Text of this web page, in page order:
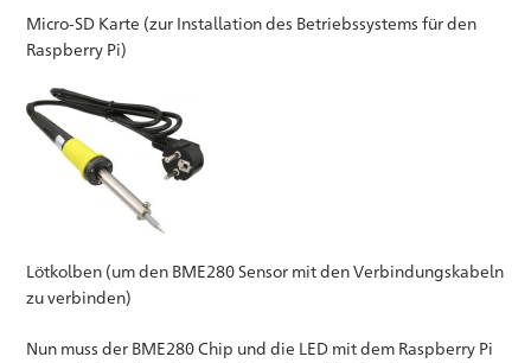
Micro-SD Karte (zur Installation des Betriebssystems für den
Raspberry Pi)
Lötkolben (um den BME280 Sensor mit den Verbindungskabeln
zu verbinden)
Nun muss der BME280 Chip und die LED mit dem Raspberry Pi